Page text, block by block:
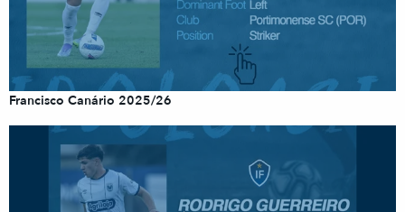
Francisco Canário 2025/26